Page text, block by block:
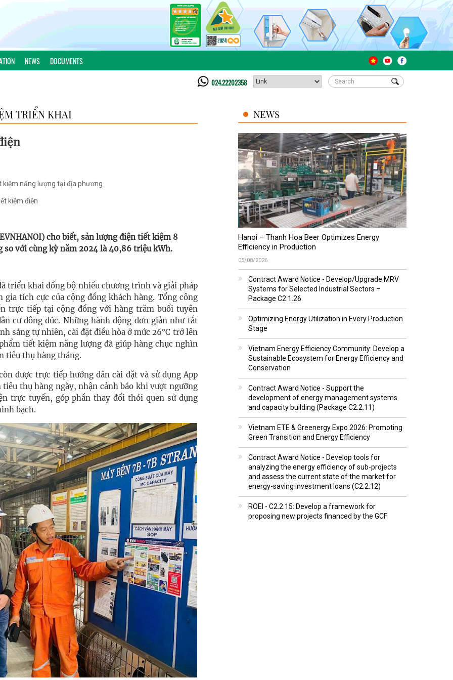
NEWS DOCUMENTS
024.22202358
TRIỂN KHAI
năng lượng tại địa phương
kiệm điện
cho biết, sản lượng điện tiết kiệm 8
với cùng kỳ năm 2024 là 40,86 triệu kWh.
triển khai đồng bộ nhiều chương trình và giải pháp
tích cực của cộng đồng khách hàng. Tổng công
trực tiếp tại cộng đồng với hàng trăm buổi tuyên
cư đông đúc. Những hành động đơn giản như tắt
sáng tự nhiên, cài đặt điều hòa ở mức 26°C trở lên
tiết kiệm năng lượng đã giúp hàng chục nghìn
tiêu thụ hàng tháng.
được trực tiếp hướng dẫn cài đặt và sử dụng App
tiêu thụ hàng ngày, nhận cảnh báo khi vượt ngưỡng
trực tuyến, góp phần thay đổi thói quen sử dụng
bạch.
NEWS
Hanoi – Thanh Hoa Beer Optimizes Energy
Efficiency in Production
05/08/2026
Contract Award Notice - Develop/Upgrade MRV
Systems for Selected Industrial Sectors –
Package C2.1.26
Optimizing Energy Utilization in Every Production
Stage
Vietnam Energy Efficiency Community: Develop a
Sustainable Ecosystem for Energy Efficiency and
Conservation
Contract Award Notice - Support the
development of energy management systems
and capacity building (Package C2.2.11)
Vietnam ETE & Greenergy Expo 2026: Promoting
Green Transition and Energy Efficiency
Contract Award Notice - Develop tools for
analyzing the energy efficiency of sub-projects
and assess the current state of the market for
energy-saving investment loans (C2.2.12)
ROEI - C2.2.15: Develop a framework for
proposing new projects financed by the GCF